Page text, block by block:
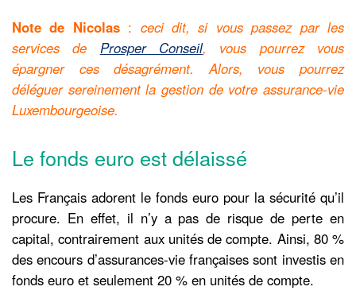
Note de Nicolas: ceci dit, si vous passez par les
services de
Prosper Conseil, vous pourrez vous
épargner ces désagrément. Alors, vous pourrez
déléguer sereinement la gestion de votre assurance-vie
Luxembourgeoise.
Le fonds euro est délaissé
Les Français adorent le fonds euro pour la sécurité qu’il
procure. En effet, il n’y a pas de risque de perte en
capital, contrairement aux unités de compte. Ainsi, 80 %
des encours d’assurances-vie françaises sont investis en
fonds euro et seulement 20 % en unités de compte.